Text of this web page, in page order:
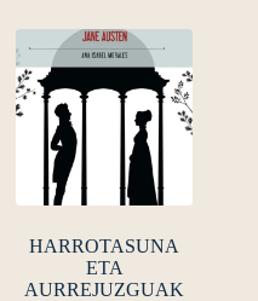
HARROTASUNA
ETA
AURREJUZGUAK